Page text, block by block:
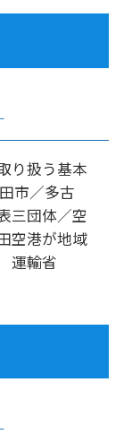
り扱う基本
市／多古
三団体／空
空港が地域
運輸省